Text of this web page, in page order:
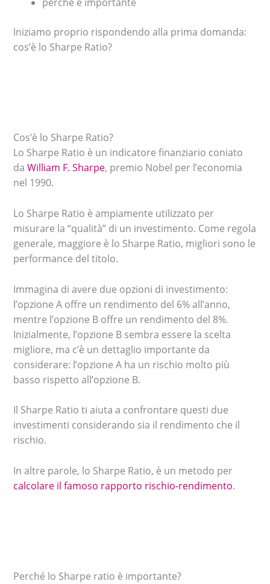
Iniziamo proprio rispondendo alla prima domanda:
cos’è lo Sharpe Ratio?
Cos’è lo Sharpe Ratio?
Lo Sharpe Ratio è un indicatore finanziario coniato
daWilliam F. Sharpe, premio Nobel per l’economia
nel 1990.
Lo Sharpe Ratio è ampiamente utilizzato per
misurare la “qualità” di un investimento. Come regola
generale, maggiore è lo Sharpe Ratio, migliori sono le
performance del titolo.
Immagina di avere due opzioni di investimento:
l’opzione A offre un rendimento del 6% all’anno,
mentre l’opzione B offre un rendimento del 8%.
Inizialmente, l’opzione B sembra essere la scelta
migliore, ma c’è un dettaglio importante da
considerare: l’opzione A ha un rischio molto più
basso rispetto all’opzione B.
Il Sharpe Ratio ti aiuta a confrontare questi due
investimenti considerando sia il rendimento che il
rischio.
In altre parole, lo Sharpe Ratio, è un metodo per
calcolare il famoso rapporto rischio-rendimento.
Perché lo Sharpe ratio è importante?